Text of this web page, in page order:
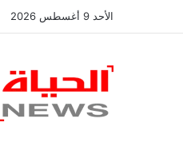
الأحد 9 أغسطس 2026